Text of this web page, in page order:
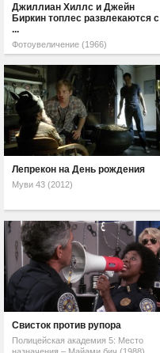
Джиллиан Хиллс и Джейн
Биркин топлес развлекаются с
...
Фотоувеличение (1966)
Лепрекон на День рождения
Муви 43 (2012)
Свисток против рупора
Полицейская академия 5: Место
назначения – Майами бич (1988)